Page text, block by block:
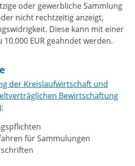
oder gewerbliche Sammlung
nicht rechtzeitig anzeigt,
Diese kann mit einer
10.000 EUR geahndet werden.
der Kreislaufwirtschaft und
Bewirtschaftung
:
für Sammulungen